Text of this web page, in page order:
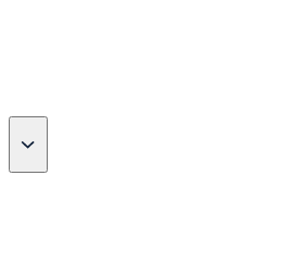
Toggle nav dropdown